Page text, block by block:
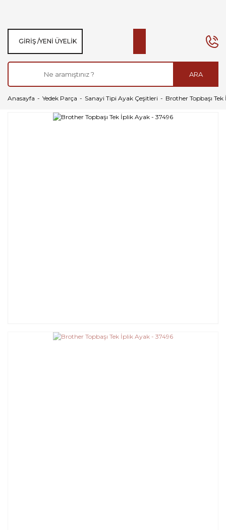
ARA
GIRIŞ /YENI ÜYELIK
Anasayfa Yedek Parça Sanayi Tipi Ayak Çeşitleri Brother Topbaşı